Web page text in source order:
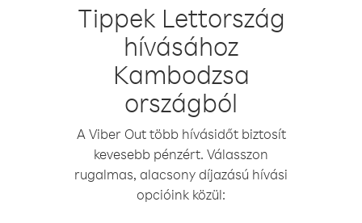
Tippek Lettország
hívásához
Kambodzsa
országból
A Viber Out több hívásidőt biztosít
kevesebb pénzért. Válasszon
rugalmas, alacsony díjazású hívási
opcióink közül: